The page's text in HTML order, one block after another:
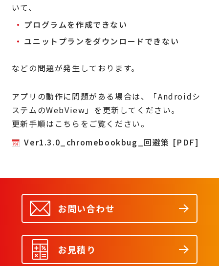
いて、
プログラムを作成できない
ユニットプランをダウンロードできない
などの問題が発生しております。
アプリの動作に問題がある場合は、「Androidシ
ステムのWebView」を更新してください。
更新手順はこちらをご覧ください。
Ver1.3.0_chromebookbug_回避策 [PDF]
お問い合わせ
お見積り